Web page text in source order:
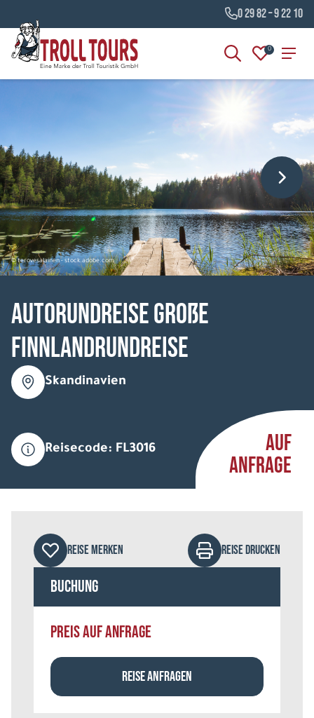
0 29 82 – 9 22 10
0
© terovesalainen - stock.adobe.com
Autorundreise Große
Finnlandrundreise
Skandinavien
Reisecode: FL3016
AUF
ANFRAGE
REISE MERKEN REISE DRUCKEN
Buchung
PREIS AUF ANFRAGE
REISE ANFRAGEN